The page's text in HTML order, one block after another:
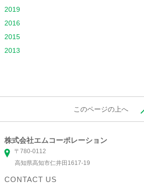
2019
2016
2015
2013
このページの上へ
株式会社エムコーポレーション
〒780-0112
高知県高知市仁井田1617-19
CONTACT US